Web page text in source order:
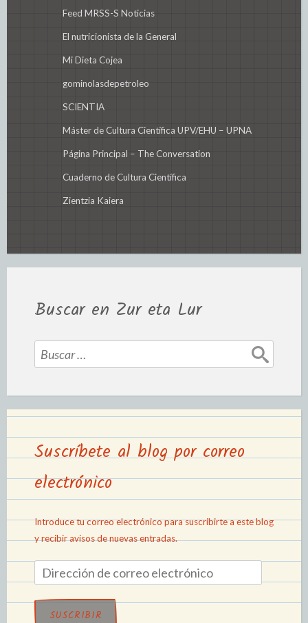
Feed MRSS-S Noticias
El nutricionista de la General
Mi Dieta Cojea
gominolasdepetroleo
SCIENTIA
Máster de Cultura Científica UPV/EHU – UPNA
Página Principal – The Conversation
Cuaderno de Cultura Científica
Zientzia Kaiera
Buscar en Zur eta Lur
Suscríbete al blog por correo
electrónico
Introduce tu correo electrónico para suscribirte a este blog
y recibir avisos de nuevas entradas.
SUSCRIBIR